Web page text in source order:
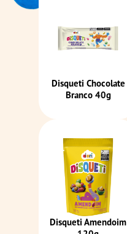
Disqueti Chocolate
Branco 40g
Disqueti Amendoim